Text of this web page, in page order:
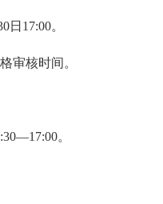
日17:00。
审核时间。
。